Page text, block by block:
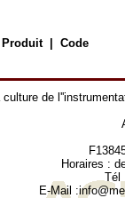
Produit| Code
culture de
Horaires :
Tél
E-Mail :